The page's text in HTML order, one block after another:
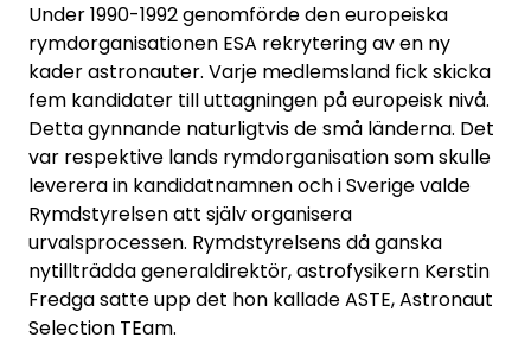
Under 1990-1992 genomförde den europeiska
rymdorganisationen ESA rekrytering av en ny
kader astronauter. Varje medlemsland fick skicka
fem kandidater till uttagningen på europeisk nivå.
Detta gynnande naturligtvis de små länderna. Det
var respektive lands rymdorganisation som skulle
leverera in kandidatnamnen och i Sverige valde
Rymdstyrelsen att själv organisera
urvalsprocessen. Rymdstyrelsens då ganska
nytillträdda generaldirektör, astrofysikern Kerstin
Fredga satte upp det hon kallade ASTE, Astronaut
Selection TEam.